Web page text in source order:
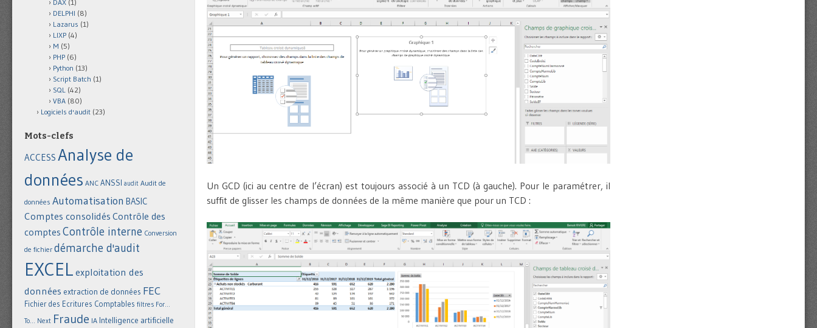
Un GCD (ici au centre de l’écran) est toujours associé à un TCD (à gauche). Pour le paramétrer, il
suffit de glisser les champs de données de la même manière que pour un TCD :
DAX (1)
DELPHI (8)
Lazarus (1)
LIXP (4)
M (5)
PHP (6)
Python (13)
Script Batch (1)
SQL (42)
VBA (80)
Logiciels d'audit (23)
Mots-clefs
ACCESS Analyse de
données ANC ANSSI audit Audit de
données Automatisation BASIC
Comptes consolidés Contrôle des
comptes Contrôle interne Conversion
de fichier démarche d'audit
EXCEL exploitation des
données extraction de données FEC
Fichier des Ecritures Comptables filtres For...
To... Next Fraude IA Intelligence artificielle